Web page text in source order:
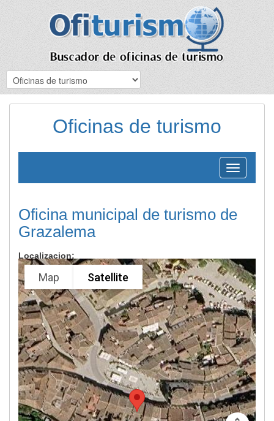
Oficinas de turismo
Toggle
navigation
Oficina municipal de turismo de
Grazalema
Localizacion:
Map Satellite